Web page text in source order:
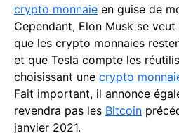
crypto monnaie en guise de
Cependant, Elon Musk se
que les crypto monnaies
et que Tesla compte les
choisissant une crypto
Fait important, il annonce
revendra pas les Bitcoin
janvier 2021.